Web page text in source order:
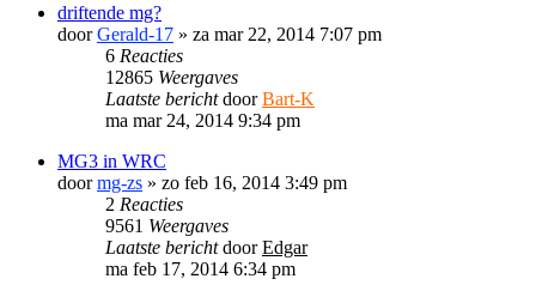
driftende mg?
doorGerald-17 » za mar 22, 2014 7:07 pm
6 Reacties
12865 Weergaves
Laatste berichtdoorBart-K
ma mar 24, 2014 9:34 pm
MG3 in WRC
doormg-zs » zo feb 16, 2014 3:49 pm
2 Reacties
9561 Weergaves
Laatste berichtdoorEdgar
ma feb 17, 2014 6:34 pm